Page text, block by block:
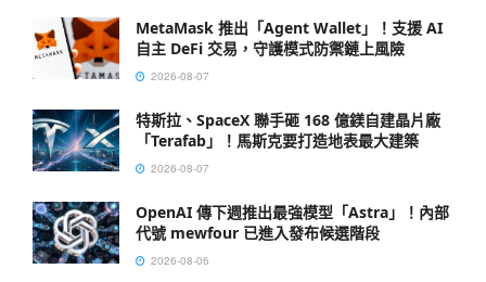
MetaMask 推出「Agent Wallet」！支援 AI
自主 DeFi 交易，守護模式防禦鏈上風險
2026-08-07
特斯拉、SpaceX 聯手砸 168 億鎂自建晶片廠
「Terafab」！馬斯克要打造地表最大建築
2026-08-07
OpenAI 傳下週推出最強模型「Astra」！內部
代號 mewfour 已進入發布候選階段
2026-08-06